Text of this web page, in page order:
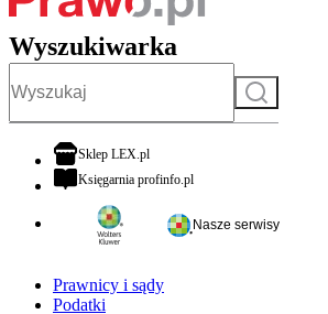
Wyszukiwarka
Szukaj
Sklep LEX.plotwiera się w nowej karcie
Księgarnia profinfo.plotwiera się w nowej karcie
Nasze serwisy
Prawnicy i sądy
Podatki